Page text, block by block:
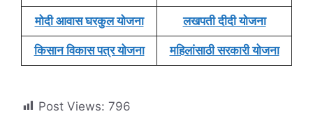
मोदी आवास घरकुल योजना लखपती दीदी योजना
किसान विकास पत्र योजना महिलांसाठी सरकारी योजना
Post Views: 796